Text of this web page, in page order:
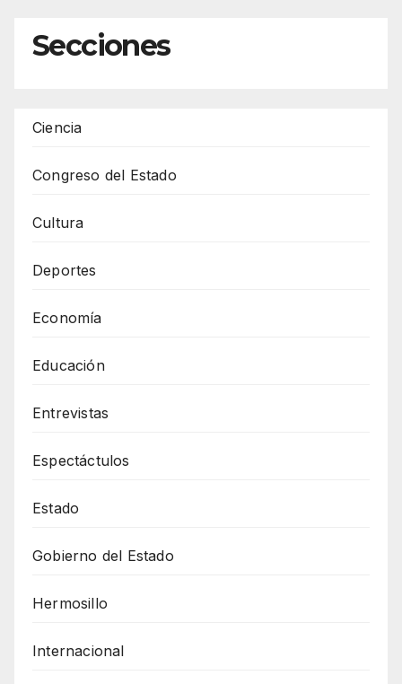
Secciones
Ciencia
Congreso del Estado
Cultura
Deportes
Economía
Educación
Entrevistas
Espectáctulos
Estado
Gobierno del Estado
Hermosillo
Internacional